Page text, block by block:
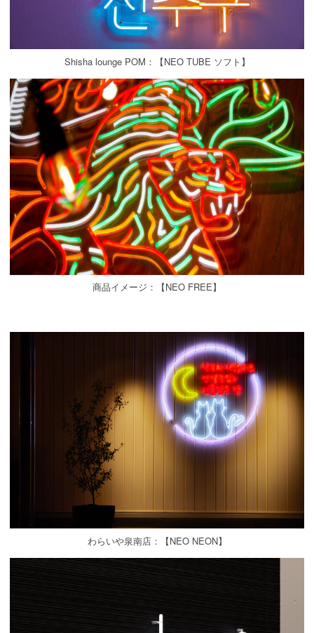
Shisha lounge POM：【NEO TUBE ソフト】
商品イメージ：【NEO FREE】
わらいや泉南店：【NEO NEON】